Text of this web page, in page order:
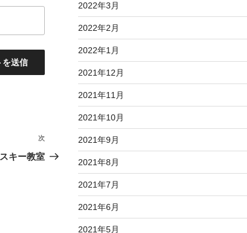
次
の
次
スキー教室
2022年3月
2022年2月
2022年1月
2021年12月
2021年11月
2021年10月
2021年9月
2021年8月
2021年7月
2021年6月
2021年5月